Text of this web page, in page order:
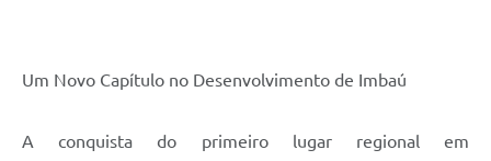
Um Novo Capítulo no Desenvolvimento de Imbaú
A conquista do primeiro lugar regional em